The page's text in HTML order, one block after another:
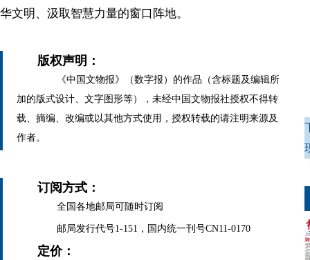
华文明、汲取智慧力量的窗口阵地。
版权声明：
《中国文物报》（数字报）的作品（含标题及编辑所
加的版式设计、文字图形等），未经中国文物报社授权不得转
载、摘编、改编或以其他方式使用，授权转载的请注明来源及
作者。
订阅方式：
全国各地邮局可随时订阅
邮局发行代号1-151，国内统一刊号CN11-0170
定价：